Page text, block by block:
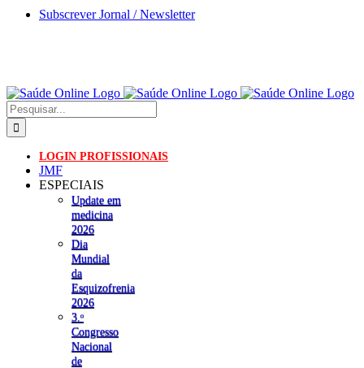
Skip
Subscrever Jornal / Newsletter
Pesquisar
LOGIN PROFISSIONAIS
JMF
ESPECIAIS
Update em
medicina
2026
Dia
Mundial
da
Esquizofrenia
2026
3.ᵒ
Congresso
Nacional
de